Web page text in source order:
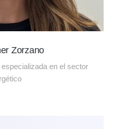
Zorzano
en el sector